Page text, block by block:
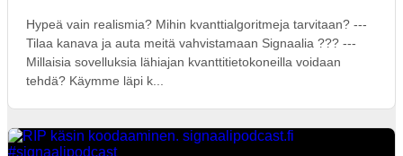
Hypeä vain realismia? Mihin kvanttialgoritmeja tarvitaan? ---
Tilaa kanava ja auta meitä vahvistamaan Signaalia ??? ---
Millaisia sovelluksia lähiajan kvanttitietokoneilla voidaan
tehdä? Käymme läpi k...